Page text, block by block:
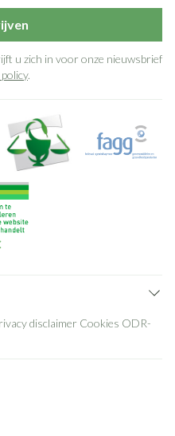
u zich in voor onze nieuwsbrief
.
disclaimer Cookies ODR-